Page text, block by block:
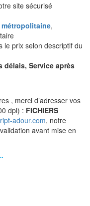
site sécurisé
,
le prix selon descriptif du
délais, Service après
, merci d’adresser vos
dpi) : FICHIERS
adour.com, notre
avant mise en